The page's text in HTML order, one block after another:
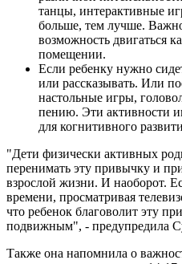
танцы, интерактивные
больше, тем лучше.
возможность двигаться
помещении.
Если ребенку нужно
или рассказывать. Или
настольные игры,
пению. Эти активности
для когнитивного
"Дети физически активных
перенимать эту привычку и
взрослой жизни. И наоборот.
времени, просматривая
что ребенок благоволит эту
подвижным", - предупредила
Также она напомнила о